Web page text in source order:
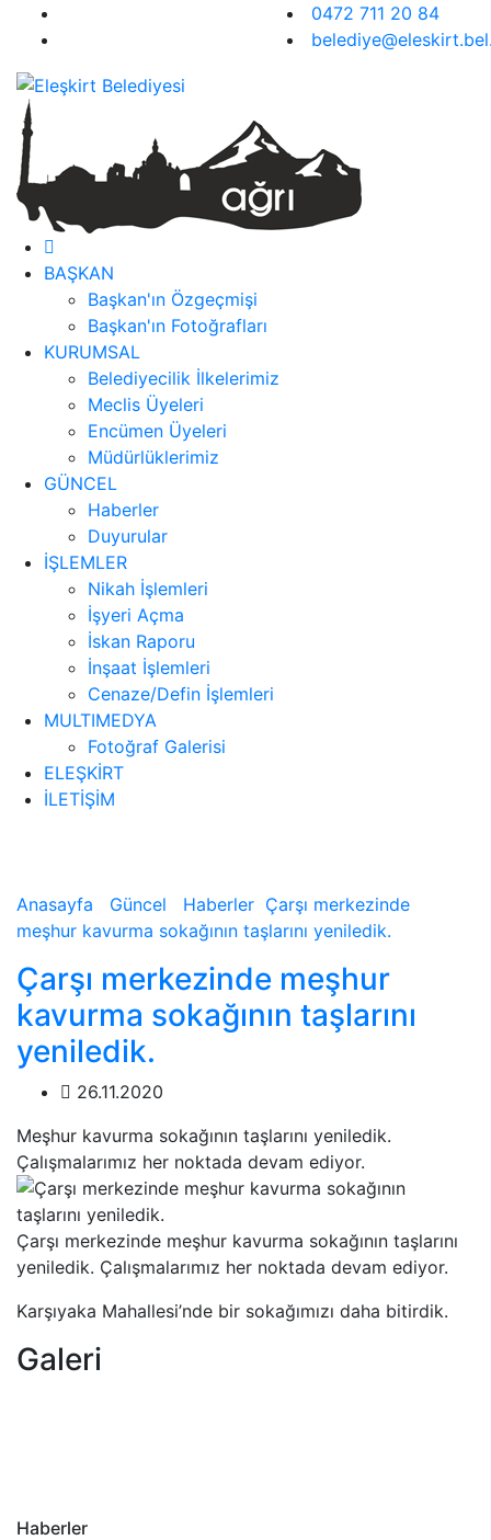
0472 711 20 84
BAŞKAN
Başkan'ın Özgeçmişi
Başkan'ın Fotoğrafları
KURUMSAL
Belediyecilik İlkelerimiz
Meclis Üyeleri
Encümen Üyeleri
Müdürlüklerimiz
GÜNCEL
Haberler
Duyurular
İŞLEMLER
Nikah İşlemleri
İşyeri Açma
İskan Raporu
İnşaat İşlemleri
Cenaze/Defin İşlemleri
MULTIMEDYA
Fotoğraf Galerisi
ELEŞKİRT
İLETİŞİM
Anasayfa Güncel Haberler Çarşı merkezinde
meşhur kavurma sokağının taşlarını yeniledik.
Çarşı merkezinde meşhur
kavurma sokağının taşlarını
yeniledik.
26.11.2020
Meşhur kavurma sokağının taşlarını yeniledik.
Çalışmalarımız her noktada devam ediyor.
Çarşı merkezinde meşhur kavurma sokağının taşlarını
yeniledik. Çalışmalarımız her noktada devam ediyor.
Karşıyaka Mahallesi’nde bir sokağımızı daha bitirdik.
Galeri
Haberler